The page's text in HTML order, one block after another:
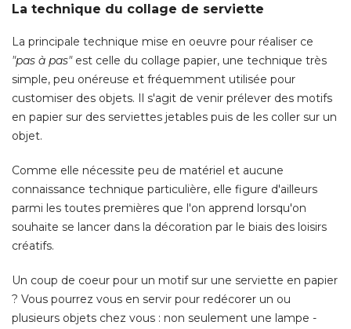
La technique du collage de serviette
La principale technique mise en oeuvre pour réaliser ce
"pas à pas"est celle du collage papier, une technique très
simple, peu onéreuse et fréquemment utilisée pour
customiser des objets. Il s'agit de venir prélever des motifs
en papier sur des serviettes jetables puis de les coller sur un
objet.
Comme elle nécessite peu de matériel et aucune
connaissance technique particulière, elle figure d'ailleurs
parmi les toutes premières que l'on apprend lorsqu'on
souhaite se lancer dans la décoration par le biais des loisirs
créatifs.
Un coup de coeur pour un motif sur une serviette en papier
? Vous pourrez vous en servir pour redécorer un ou
plusieurs objets chez vous : non seulement une lampe -